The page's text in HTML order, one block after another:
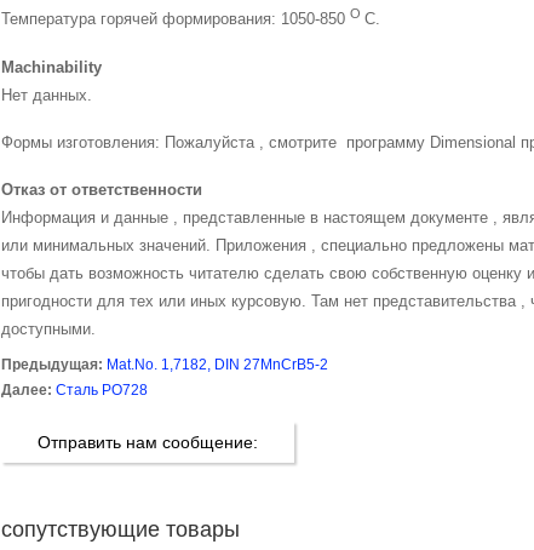
Температура горячей формирования: 1050-850 O С.
Machinability
Нет данных.
Формы изготовления: Пожалуйста , смотрите программу Dimensional
Отказ от ответственности
Информация и данные , представленные в настоящем документе ,
или минимальных значений. Приложения , специально предложены
чтобы дать возможность читателю сделать свою собственную
пригодности для тех или иных курсовую. Там нет представительства
доступными.
Предыдущая: Mat.No. 1,7182, DIN 27MnCrB5-2
Далее: Сталь PO728
Отправить нам сообщение:
сопутствующие товары